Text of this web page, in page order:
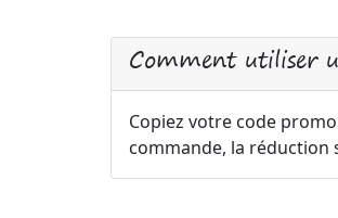
Comment utiliser
Copiez votre code
commande, la